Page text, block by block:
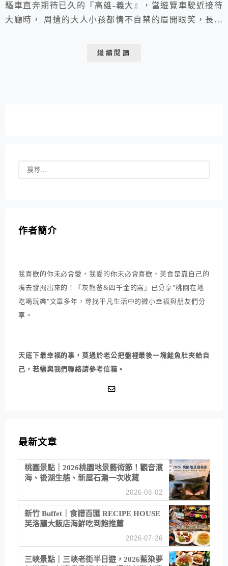
驅車直奔期待已久的『高雄-義大』，當遊覽車駛近接待
大廳時， 周遭的大人小孩都情不自禁的眉開眼笑，長長
繼續閱讀
作者簡介
我喜歡的你未必會愛，我愛的你未必會喜歡，美食是靠自己的
嘴去發掘出來的！『灰熊爸&四千金的窩』已分享"桃園在地
吃喝玩樂"文章多年，尋找平凡生活中的微小幸福與朋友們分
享。
天底下最幸福的事，莫過於老公把盤裡最後一塊鮭魚肚夾給自
己，若需與我們聯絡請參考信箱。
最新文章
桃園景點｜2026桃園地景藝術節！觀音濱
海、後湖生態、新屋石滬一次收藏
2026-08-02
新竹 Buffet｜食譜百匯 RECIPE HOUSE
芙洛麗大飯店海鮮吃到飽推薦
2026-07-26
三峽景點｜三峽老街半日遊，2026藍染夢